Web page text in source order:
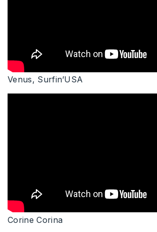
Venus, Surfin’USA
Corine Corina